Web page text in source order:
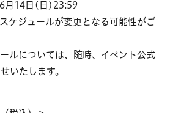
月14日(日)23:59
ケジュールが変更となる可能性がご
ルについては、随時、イベント公式
いたします。